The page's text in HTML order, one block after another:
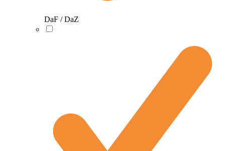
DaF / DaZ